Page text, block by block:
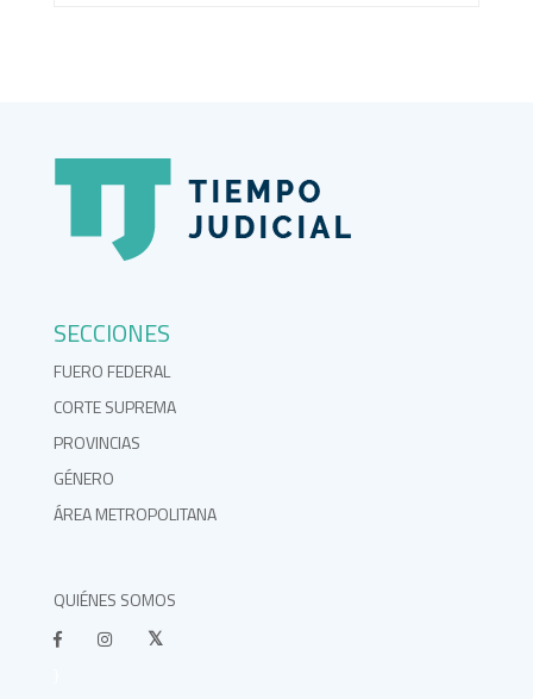
SECCIONES
FUERO FEDERAL
CORTE SUPREMA
PROVINCIAS
GÉNERO
ÁREA METROPOLITANA
QUIÉNES SOMOS